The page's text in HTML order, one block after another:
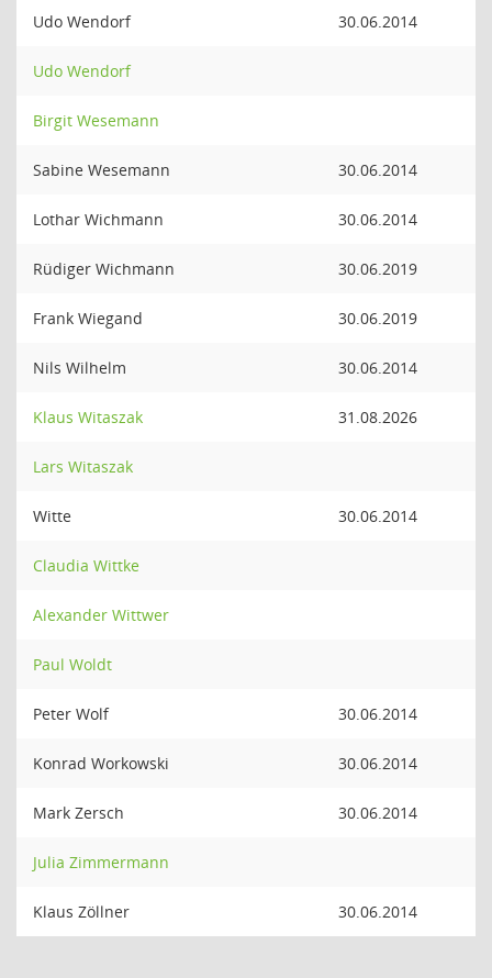
Udo Wendorf 30.06.2014
Udo Wendorf
Birgit Wesemann
Sabine Wesemann 30.06.2014
Lothar Wichmann 30.06.2014
Rüdiger Wichmann 30.06.2019
Frank Wiegand 30.06.2019
Nils Wilhelm 30.06.2014
Klaus Witaszak 31.08.2026
Lars Witaszak
Witte 30.06.2014
Claudia Wittke
Alexander Wittwer
Paul Woldt
Peter Wolf 30.06.2014
Konrad Workowski 30.06.2014
Mark Zersch 30.06.2014
Julia Zimmermann
Klaus Zöllner 30.06.2014